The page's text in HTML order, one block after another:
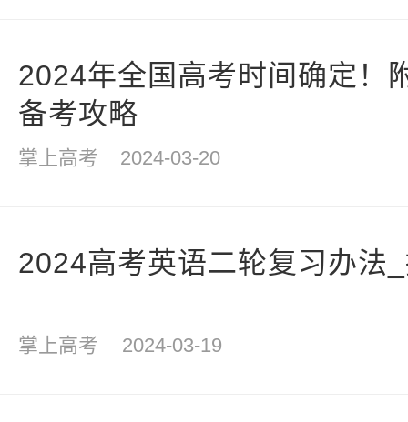
2024年全国高考时间确定！
备考攻略
掌上高考 2024-03-20
2024高考英语二轮复习办法
掌上高考 2024-03-19